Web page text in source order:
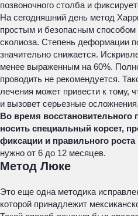
позвоночного столба и
На сегодняшний день метод
простым и безопасным способом
сколиоза. Степень деформации
значительно снижается.
менее выраженным на 60%.
проводить не рекомендуется.
лечения может привести к тому,
и вызовет серьезные осложнения.
Во время восстановительного
носить специальный корсет,
фиксации и правильного роста
нужно от 6 до 12 месяцев.
Метод Люке
Это еще одна методика
которой принадлежит